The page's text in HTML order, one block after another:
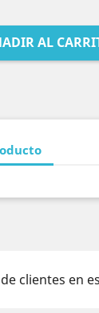
AL
clientes en